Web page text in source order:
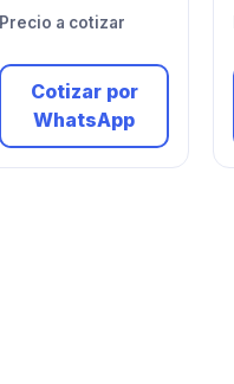
Precio a cotizar
Cotizar por
WhatsApp